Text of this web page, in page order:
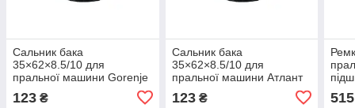
Сальник бака
35×62×8.5/10 для
пральної машини Gorenje
123 ₴
Сальник бака
35×62×8.5/10 для
пральної машини Атлант
123₴ 515